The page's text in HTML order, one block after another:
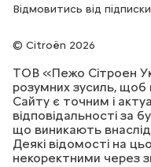
Citroën 2026
Відмовитись від
ТОВ «Пежо Сітроен
розумних зусиль,
Сайту є точним і
відповідальності за
що виникають
Деякі відомості на
некоректними через